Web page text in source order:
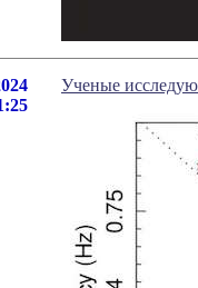
Ученые